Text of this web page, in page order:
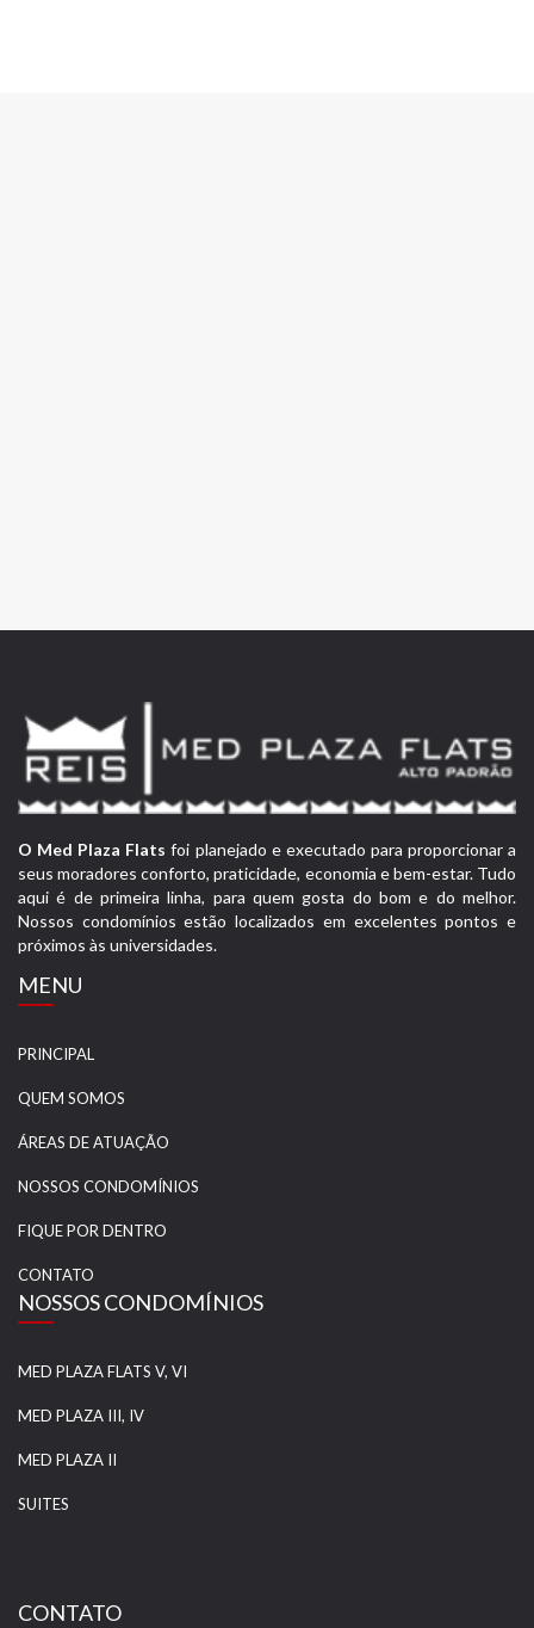
O Med Plaza Flatsfoi planejado e executado para proporcionar a
seus moradores conforto, praticidade, economia e bem-estar. Tudo
aqui é de primeira linha, para quem gosta do bom e do melhor.
Nossos condomínios estão localizados em excelentes pontos e
próximos às universidades.
MENU
PRINCIPAL
QUEM SOMOS
ÁREAS DE ATUAÇÃO
NOSSOS CONDOMÍNIOS
FIQUE POR DENTRO
CONTATO
NOSSOS CONDOMÍNIOS
MED PLAZA FLATS V, VI
MED PLAZA III, IV
MED PLAZA II
SUITES
CONTATO